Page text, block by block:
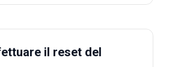
il reset del